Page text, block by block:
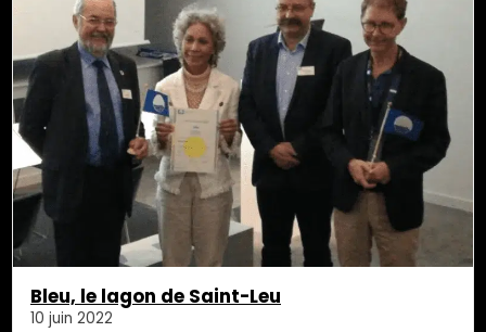
Bleu, le lagon de Saint-Leu
10 juin 2022